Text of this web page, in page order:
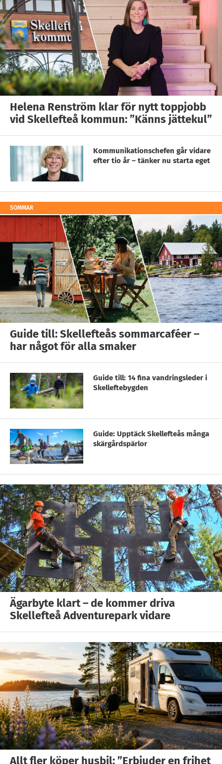
Helena Renström klar för nytt toppjobb
vid Skellefteå kommun: ”Känns jättekul”
Kommunikationschefen går vidare
efter tio år – tänker nu starta eget
SOMMAR
Guide till: Skellefteås sommarcaféer –
har något för alla smaker
Guide till: 14 fina vandringsleder i
Skelleftebygden
Guide: Upptäck Skellefteås många
skärgårdspärlor
Ägarbyte klart – de kommer driva
Skellefteå Adventurepark vidare
Allt fler köper husbil: ”Erbjuder en frihet